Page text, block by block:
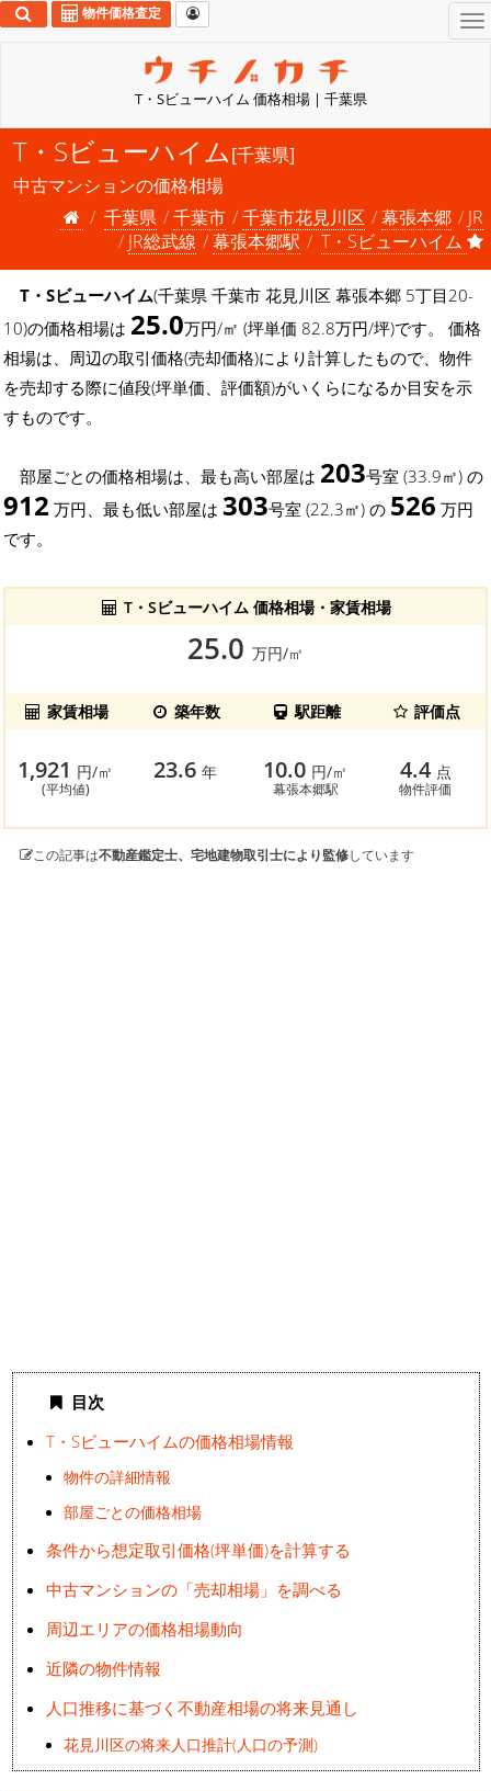
T・Sビューハイム 価格相場 | 千葉県
物件価格査定
T・Sビューハイム[千葉県]
中古マンションの価格相場
千葉県
千葉市 千葉市花見川区 幕張本郷
JR
JR総武線
幕張本郷駅 T・Sビューハイム
T・Sビューハイム(千葉県 千葉市 花見川区 幕張本郷 5丁目20-
10)の価格相場は 25.0万円/㎡ (坪単価 82.8万円/坪)です。 価格
相場は、周辺の取引価格(売却価格)により計算したもので、物件
を売却する際に値段(坪単価、評価額)がいくらになるか目安を示
すものです。
部屋ごとの価格相場は、最も高い部屋は 203号室 (33.9㎡) の
912 万円、最も低い部屋は 303号室 (22.3㎡) の 526 万円
です。
T・Sビューハイム 価格相場・家賃相場
25.0 万円/㎡
家賃相場 築年数 駅距離 評価点
1,921 円/㎡
(平均値)
23.6年 10.0 円/㎡
幕張本郷駅
4.4 点
物件評価
この記事は不動産鑑定士、宅地建物取引士により監修しています
目次
T・Sビューハイムの価格相場情報
物件の詳細情報
部屋ごとの価格相場
条件から想定取引価格(坪単価)を計算する
中古マンションの「売却相場」を調べる
周辺エリアの価格相場動向
近隣の物件情報
人口推移に基づく不動産相場の将来見通し
花見川区の将来人口推計(人口の予測)